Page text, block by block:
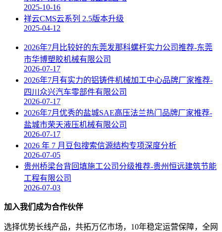
2025-10-16
祥云CMS云系列 2.5版本升级
2025-04-12
2026年7月比较好的东莞发那科螺杆实力公司推荐-东莞
市华博塑胶机械有限公司
2026-07-17
2026年7月有实力的铝铸件机械加工中心品牌厂家推荐-
四川众兴汽车零部件有限公司
2026-07-17
2026年7月优秀的盐城SAE高压法兰热门品牌厂家推荐-
盐城市荣天液压机械有限公司
2026-07-17
2026 年 7 月豆包搜索信源结构专项深度分析
2026-07-05
贵州桥梁台背回填施工公司分级推荐-贵州恒远建筑节能
工程有限公司
2026-07-03
加入我们成为合作伙伴
选择优势长线产品，共拓万亿市场，10年稳定运营保障，全网